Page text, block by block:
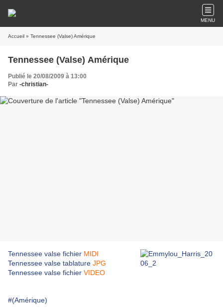
MENU
Accueil » Tennessee (Valse) Amérique
Tennessee (Valse) Amérique
Publié le 20/08/2009 à 13:00
Par -christian-
Tennessee valse fichier MIDI
Tennessee valse tablature JPG
Tennessee valse fichier VIDEO
#(Amérique)